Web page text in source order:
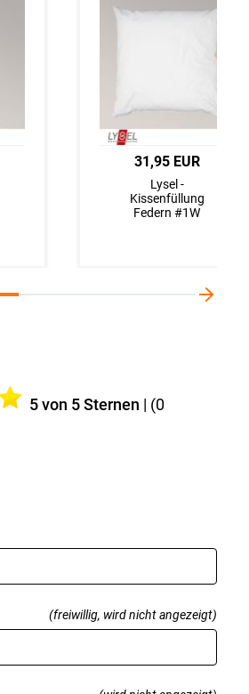
5,90 EUR
Lysel - Dekokissen
Saida #1W in
jeansblau
31,95 EUR
Lysel -
Kissenfüllung
Federn #1W
5von 5 Sternen | (0
(freiwillig, wird nicht angezeigt)